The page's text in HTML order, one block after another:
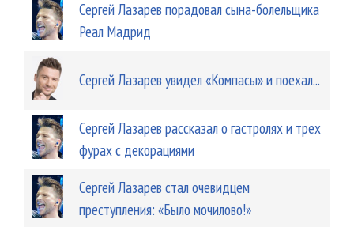
Сергей Лазарев порадовал сына-болельщика
Реал Мадрид
Сергей Лазарев увидел «Компасы» и поехал...
Сергей Лазарев рассказал о гастролях и трех
фурах с декорациями
Сергей Лазарев стал очевидцем
преступления: «Было мочилово!»